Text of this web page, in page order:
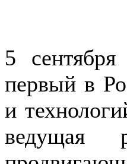
5
первый в
и
ведущая